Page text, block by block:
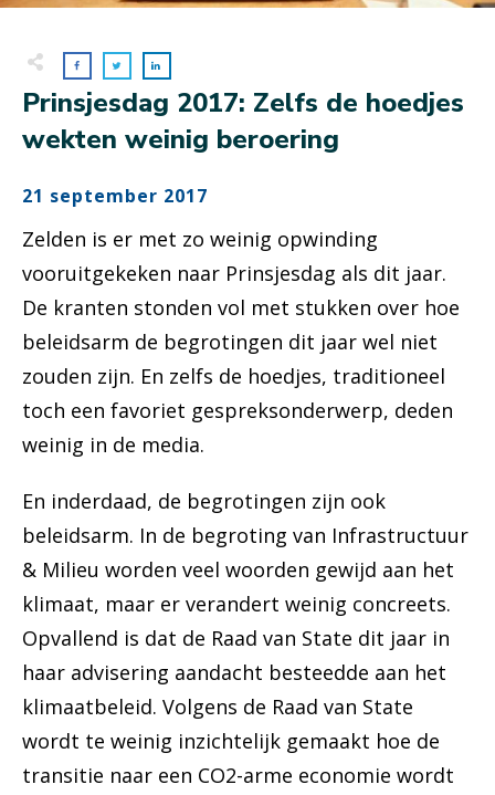
Prinsjesdag 2017: Zelfs de hoedjes
wekten weinig beroering
21 september 2017
Zelden is er met zo weinig opwinding
vooruitgekeken naar Prinsjesdag als dit jaar.
De kranten stonden vol met stukken over hoe
beleidsarm de begrotingen dit jaar wel niet
zouden zijn. En zelfs de hoedjes, traditioneel
toch een favoriet gespreksonderwerp, deden
weinig in de media.
En inderdaad, de begrotingen zijn ook
beleidsarm. In de begroting van Infrastructuur
& Milieu worden veel woorden gewijd aan het
klimaat, maar er verandert weinig concreets.
Opvallend is dat de Raad van State dit jaar in
haar advisering aandacht besteedde aan het
klimaatbeleid. Volgens de Raad van State
wordt te weinig inzichtelijk gemaakt hoe de
transitie naar een CO2-arme economie wordt